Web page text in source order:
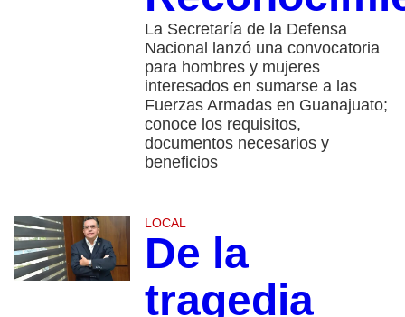
La Secretaría de la Defensa
Nacional lanzó una convocatoria
para hombres y mujeres
interesados en sumarse a las
Fuerzas Armadas en Guanajuato;
conoce los requisitos,
documentos necesarios y
beneficios
LOCAL
De la
tragedia